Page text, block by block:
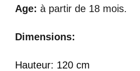
Age: à partir de 18 mois.
Dimensions:
Hauteur: 120 cm